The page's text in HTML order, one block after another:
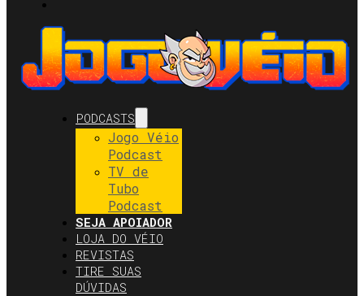
PODCASTS
Jogo Véio
Podcast
TV de
Tubo
Podcast
SEJA APOIADOR
LOJA DO VÉIO
REVISTAS
TIRE SUAS
DÚVIDAS